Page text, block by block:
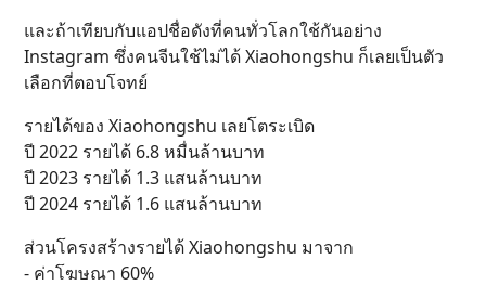
และถ้าเทียบกับแอปชื่อดังที่คนทั่วโลกใช้กันอย่าง
Instagram ซึ่งคนจีนใช้ไม่ได้ Xiaohongshu ก็เลยเป็นตัว
เลือกที่ตอบโจทย์
รายได้ของ Xiaohongshu เลยโตระเบิด
ปี 2022 รายได้ 6.8 หมื่นล้านบาท
ปี 2023 รายได้ 1.3 แสนล้านบาท
ปี 2024 รายได้ 1.6 แสนล้านบาท
ส่วนโครงสร้างรายได้ Xiaohongshu มาจาก
- ค่าโฆษณา 60%